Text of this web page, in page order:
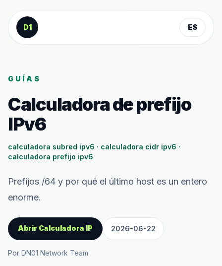
Saltar al contenido
D1
ES
GUÍAS
Calculadora de prefijo
IPv6
calculadora subred ipv6 · calculadora cidr ipv6 ·
calculadora prefijo ipv6
Prefijos /64 y por qué el último host es un entero
enorme.
Abrir Calculadora IP 2026-06-22
Por DN01 Network Team